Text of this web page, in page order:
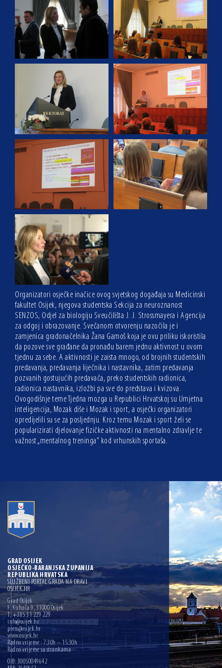
Organizatori osječke inačice ovog svjetskog događaja su Medicinski
fakultet Osijek, njegova studentska Sekcija za neuroznanost
SENZOS, Odjel za biologiju Sveučilišta J. J. Strossmayera i Agencija
za odgoj i obrazovanje. Svečanom otvorenju nazočila je i
zamjenica gradonačelnika Žana Gamoš koja je ovu priliku iskoristila
da pozove sve građane da pronađu barem jednu aktivnost u ovom
tjednu za sebe. A aktivnosti je zaista mnogo, od brojnih studentskih
predavanja, predavanja liječnika i nastavnika, zatim predavanja
pozvanih gostujućih predavača, preko studentskih radionica,
radionica nastavnika, izložbi pa sve do predstava i kvizova.
Ovogodišnje teme Tjedna mozga u Republici Hrvatskoj su Umjetna
inteligencija, Mozak diše i Mozak i sport, a osječki organizatori
opredijelili su se za posljednju. Kroz temu Mozak i sport želi se
popularizirati djelovanje fizičke aktivnosti na mentalno zdravlje te
važnost „mentalnog treninga“ kod vrhunskih sportaša.
GRAD OSIJEK
OSJEČKO-BARANJSKA ŽUPANIJA
REPUBLIKA HRVATSKA
SLUŽBENI PORTAL GRADA NA DRAVI
OSIJEK.HR
Grad Osijek
F. Kuhača 9, 31000 Osijek
T: +385 31 229 229
info@osijek.hr
press@osijek.hr
www.osijek.hr
Radno vrijeme : 7:30h – 15:30h
Radno vrijeme sa strankama
OIB: 30050049642